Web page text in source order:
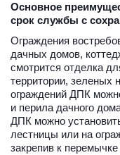
Основное
срок службы с
Ограждения
дачных домов,
смотрится отделка
территории, зеленых
ограждений ДПК
и перила дачного
ДПК можно
лестницы или на
закрепив к